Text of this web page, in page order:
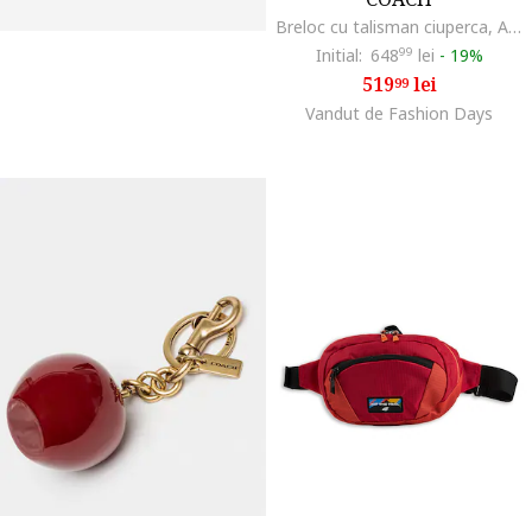
Breloc cu talisman ciuperca, Alb/Galben sofran
Initial: 64899 lei - 19%
51999lei
Vandut de Fashion Days